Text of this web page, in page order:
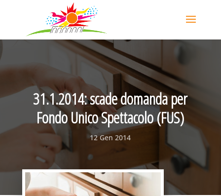
31.1.2014: scade domanda per
Fondo Unico Spettacolo (FUS)
12 Gen 2014